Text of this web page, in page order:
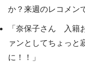
か？来週のレコメン
「奈保子さん 入籍
ァンとしてちょっと
に！！」